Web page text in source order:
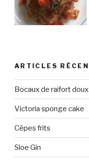
ARTICLES
Bocaux de raifort doux
Victoria sponge cake
Cèpes frits
Sloe Gin